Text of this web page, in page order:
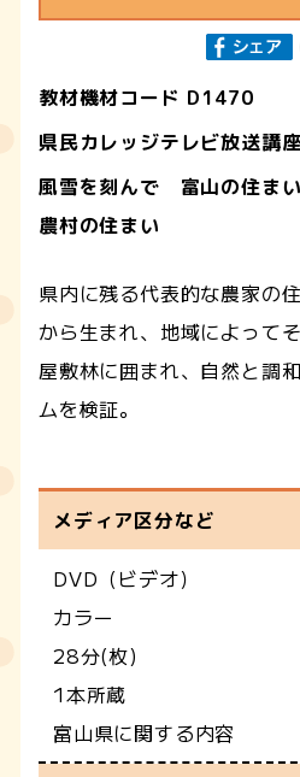
教材機材コード D1470
県民カレッジテレビ放送講座
風雪を刻んで 富山の住ま
農村の住まい
県内に残る代表的な農家の
から生まれ、地域によって
屋敷林に囲まれ、自然と調
ムを検証。
メディア区分など
DVD（ビデオ）
カラー
28分(枚)
1本所蔵
富山県に関する内容